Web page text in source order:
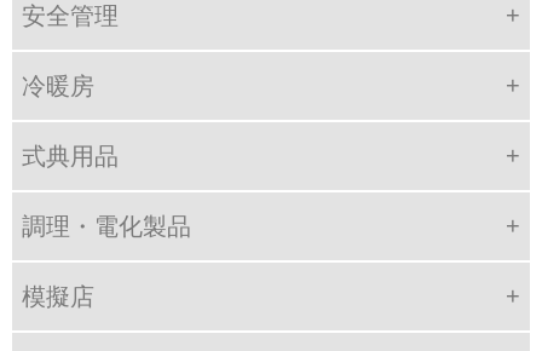
安全管理
冷暖房
式典用品
調理・電化製品
模擬店